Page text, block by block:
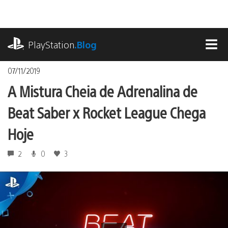
o
conteúdoPlayStation.Blog
07/11/2019
A Mistura Cheia de Adrenalina de
Beat Saber x Rocket League Chega
Hoje
2 0 3